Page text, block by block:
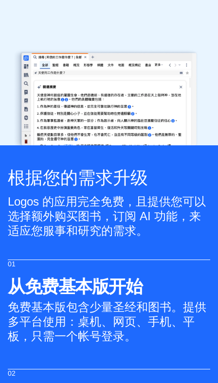
根据您的需求升级
Logos 的应用完全免费，且提供您可以
选择额外购买图书，订阅 AI 功能，来
适应您服事和研究的需求。
01
从免费基本版开始
免费基本版包含少量圣经和图书。提供
多平台使用：桌机、网页、手机、平
板，只需一个帐号登录。
02